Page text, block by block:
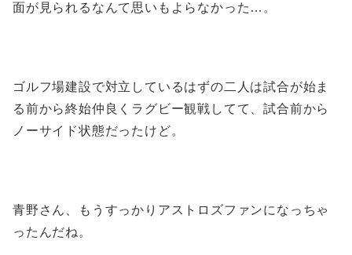
面が見られるなんて思いもよらなかった…。
ゴルフ場建設で対立しているはずの二人は試合が始ま
る前から終始仲良くラグビー観戦してて、試合前から
ノーサイド状態だったけど。
青野さん、もうすっかりアストロズファンになっちゃ
ったんだね。